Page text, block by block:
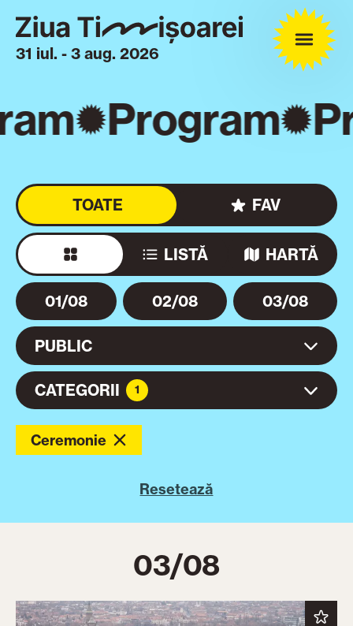
31 iul. - 3 aug. 2026
Program
CATEGORII 1
PUBLIC
01/08 02/08 03/08
LISTĂ HARTĂ
TOATE FAV
Ceremonie
Resetează
03/08